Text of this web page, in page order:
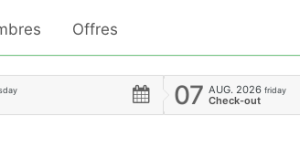
Offres
07 AUG. 2026 friday
Check-out